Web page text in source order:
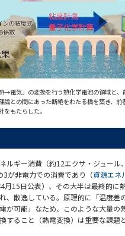
→電気」の変換を行う熱化学電池の領域と、
論との間にあった断絶をわたる橋を築き、前
をもたらした。
ルギー消費（約12エクサ・ジュール
3が非電力での消費であり（資源エネ
月15日公表）、その大半は最終的に
、散逸している。原理的に「温度差
が可能」なため、このような大量の
すること（熱電変換）は重要な課題